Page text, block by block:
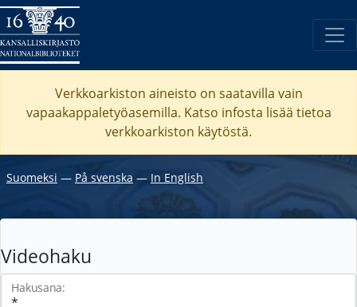
Verkkoarkiston aineisto on saatavilla vain
vapaakappaletyöasemilla. Katso infosta lisää tietoa
verkkoarkiston käytöstä.
Suomeksi ― På svenska ― In English
Videohaku
Hakusana: